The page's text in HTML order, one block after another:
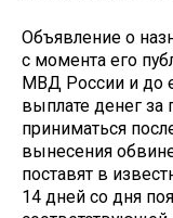
Объявление о
с момента его
МВД России и до
выплате денег
приниматься
вынесения
поставят в
14 дней со дня